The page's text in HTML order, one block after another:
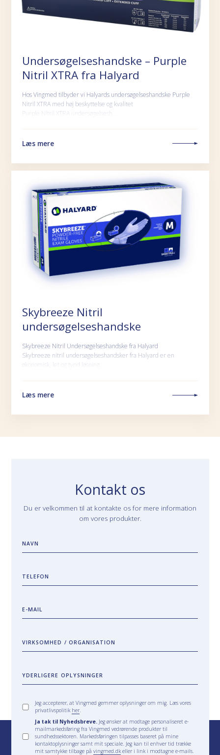
Undersøgelseshandske – Purple
Nitril XTRA fra Halyard
Hos Vingmed tilbyder vi Halyards undersøgelseshandske Purple
Nitril XTRA med høj beskyttelse og kvalitet
Purple Nitril XTRA undersøgelsesh…
Læs mere
Skybreeze Nitril
undersøgelseshandske
Skybreeze Nitril Undersøgelseshandske fra Halyard
Skybreeze nitril undersøgelseshandsker fra Halyard er en
økonomisk, let og tynd løsning…
Læs mere
Kontakt os
Du er velkommen til at kontakte os for mere information
om vores produkter.
NAVN
TELEFON
E-MAIL
VIRKSOMHED / ORGANISATION
YDERLIGERE OPLYSNINGER
Jeg accepterer, at Vingmed gemmer oplysninger om mig. Læs vores
privatlivspolitik her.
Ja tak til Nyhedsbreve. Jeg ønsker at modtage personaliseret e-
mailmarkedsføring fra Vingmed vedrørende produkter til
sundhedssektoren. Markedsføringen tilpasses baseret på mine
kontaktoplysninger samt mit speciale. Jeg kan til enhver tid trække
mit samtykke tilbage påvingmed.dkeller i link i modtagne e-mails.